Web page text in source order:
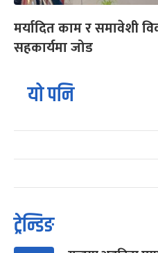
मर्यादित काम र समावेशी
सहकार्यमा जोड
यो पनि
ट्रेन्डिङ